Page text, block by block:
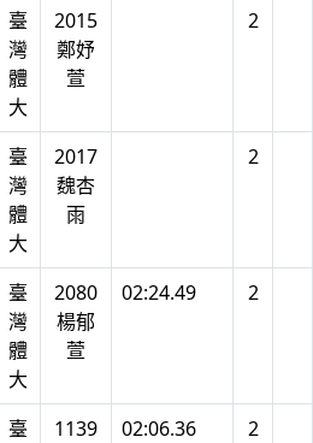
臺
灣
體
大
2015
鄭妤
萱
2
臺
灣
體
大
2017
魏杏
雨
2
臺
灣
體
大
2080
楊郁
萱
02:24.49 2
臺
1139
02:06.36 2